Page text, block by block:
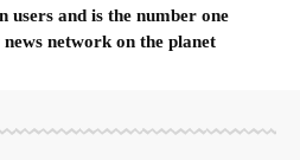
users and is the number one
news network on the planet